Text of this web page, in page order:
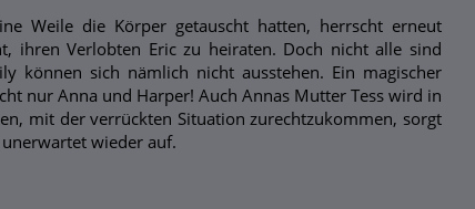
Weile die Körper getauscht hatten, herrscht erneut
ihren Verlobten Eric zu heiraten. Doch nicht alle sind
können sich nämlich nicht ausstehen. Ein magischer
nur Anna und Harper! Auch Annas Mutter Tess wird in
mit der verrückten Situation zurechtzukommen, sorgt
wieder auf.